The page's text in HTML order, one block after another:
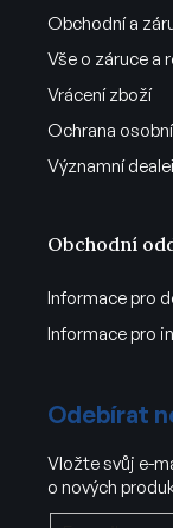
Obchodní a
Vše o záruce a
Vrácení zboží
Ochrana
Významní
Obchodní
Informace pro
Informace pro
Odebírat
Vložte svůj e-
o nových